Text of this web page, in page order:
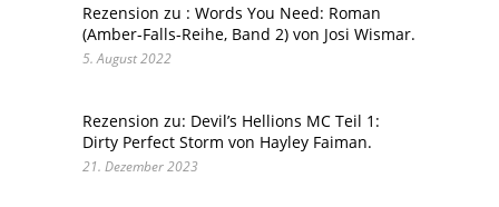
Rezension zu : Words You Need: Roman
(Amber-Falls-Reihe, Band 2) von Josi Wismar.
5. August 2022
Rezension zu: Devil’s Hellions MC Teil 1:
Dirty Perfect Storm von Hayley Faiman.
21. Dezember 2023